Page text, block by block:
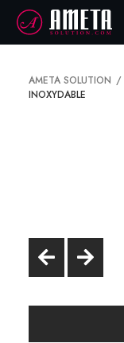
AMETA SOLUTION
INOXYDABLE